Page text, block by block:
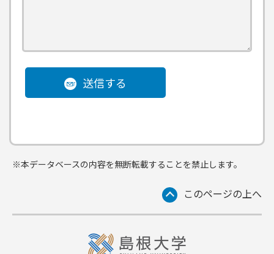
送信する
※本データベースの内容を無断転載することを禁止します。
このページの上へ